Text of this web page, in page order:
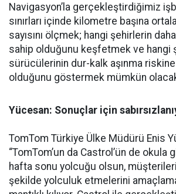
Navigasyon’la gerçekleştirdiğimiz
sınırları içinde kilometre başına
sayısını ölçmek; hangi şehirlerin
sahip olduğunu keşfetmek ve hangi
sürücülerinin dur-kalk aşınma
olduğunu göstermek mümkün
Yücesan: Sonuçlar için
TomTom Türkiye Ülke Müdürü Enis
“TomTom’un da Castrol’ün de okula
hafta sonu yolcuğu olsun,
şekilde yolculuk etmelerini